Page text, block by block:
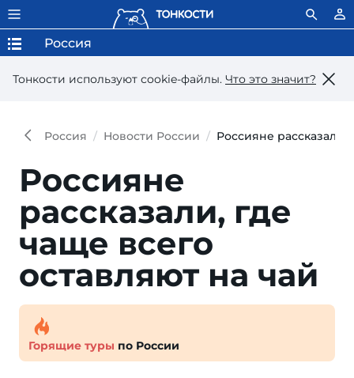
Тонкости используют сookie-файлы. Что это значит?
Россия
Россия Новости России Россияне рассказали,
Россияне
рассказали, где
чаще всего
оставляют на чай
Горящие туры по России